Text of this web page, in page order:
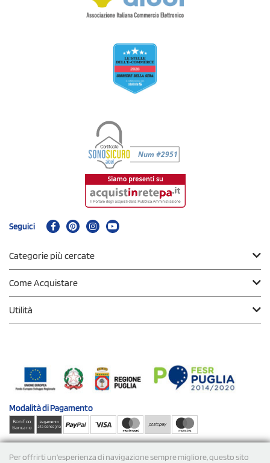
Per offrirti un'esperienza di navigazione sempre migliore, questo sito
Seguici
Categorie più cercate
Come Acquistare
Utilità
Modalità diPagamento
Spedizioni